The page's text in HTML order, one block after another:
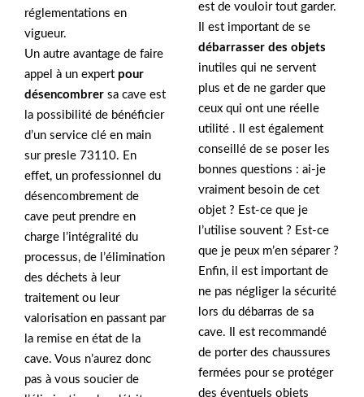
réglementations en
vigueur.
Un autre avantage de faire
appel à un expert pour
désencombrer sa cave est
la possibilité de bénéficier
d’un service clé en main
sur presle 73110. En
effet, un professionnel du
désencombrement de
cave peut prendre en
charge l’intégralité du
processus, de l’élimination
des déchets à leur
traitement ou leur
valorisation en passant par
la remise en état de la
cave. Vous n’aurez donc
pas à vous soucier de
est de vouloir tout garder.
Il est important de se
débarrasser des objets
inutiles qui ne servent
plus et de ne garder que
ceux qui ont une réelle
utilité . Il est également
conseillé de se poser les
bonnes questions : ai-je
vraiment besoin de cet
objet ? Est-ce que je
l’utilise souvent ? Est-ce
que je peux m’en séparer ?
Enfin, il est important de
ne pas négliger la sécurité
lors du débarras de sa
cave. Il est recommandé
de porter des chaussures
fermées pour se protéger
des éventuels objets